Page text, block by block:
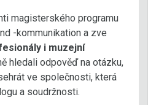
magisterského programu
-kommunikation a zve
i muzejní
hledali odpověď na otázku,
ve společnosti, která
a soudržnosti.